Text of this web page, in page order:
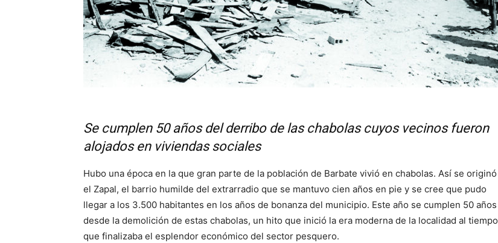
Se cumplen 50 años del derribo de las chabolas cuyos vecinos fueron
alojados en viviendas sociales
Hubo una época en la que gran parte de la población de Barbate vivió en chabolas. Así se originó
el Zapal, el barrio humilde del extrarradio que se mantuvo cien años en pie y se cree que pudo
llegar a los 3.500 habitantes en los años de bonanza del municipio. Este año se cumplen 50 años
desde la demolición de estas chabolas, un hito que inició la era moderna de la localidad al tiempo
que finalizaba el esplendor económico del sector pesquero.